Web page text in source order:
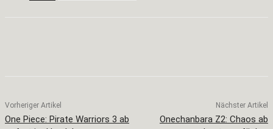
Vorheriger Artikel
One Piece: Pirate Warriors 3 ab
Nächster Artikel
Onechanbara Z2: Chaos ab